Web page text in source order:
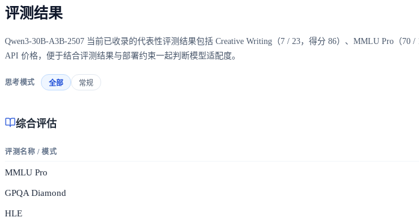
评测结果
Qwen3-30B-A3B-2507 当前已收录的代表性评测结果包括 Creative Writing（7 / 23，得分 86）、MMLU Pro（
API 价格，便于结合评测结果与部署约束一起判断模型适配度。
思考模式 全部 常规
综合评估
评测名称 / 模式
MMLU Pro
GPQA Diamond
HLE